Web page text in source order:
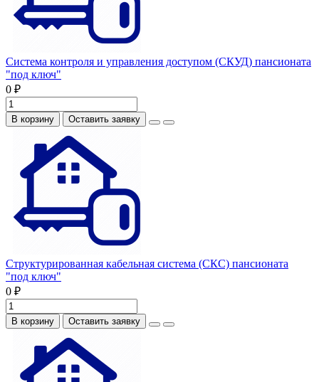
Система контроля и управления доступом (СКУД) пансионата
"под ключ"
0 ₽
В корзину Оставить заявку
Структурированная кабельная система (СКС) пансионата
"под ключ"
0 ₽
В корзину Оставить заявку